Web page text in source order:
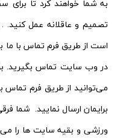
به شما خواهند کرد تا برای
تصمیم و عاقلانه عمل کنید. .
است از طریق فرم تماس با ما
در وب سایت تماس بگیرید.
می‌توانید از طریق فرم تماس
برایمان ارسال نمایید. شما
ورزشی و بقیه سایت ها را می